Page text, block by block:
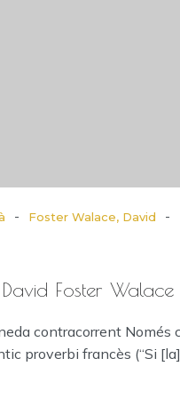
- Foster Walace, David -
Foster Walace
contracorrent Només
proverbi francès (“Si [la]